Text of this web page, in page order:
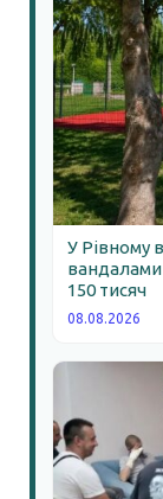
У Рівному
150 тисяч
08.08.2026